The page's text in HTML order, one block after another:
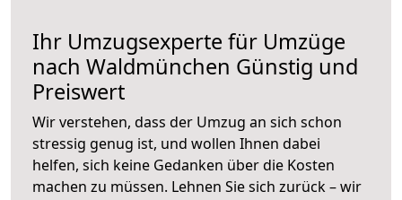
Ihr Umzugsexperte für Umzüge
nach Waldmünchen Günstig und
Preiswert
Wir verstehen, dass der Umzug an sich schon
stressig genug ist, und wollen Ihnen dabei
helfen, sich keine Gedanken über die Kosten
machen zu müssen. Lehnen Sie sich zurück – wir